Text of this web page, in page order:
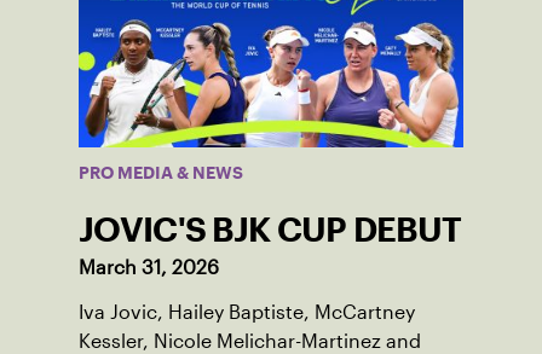
PRO MEDIA & NEWS
JOVIC'S BJK CUP DEBUT
March 31, 2026
Iva Jovic, Hailey Baptiste, McCartney
Kessler, Nicole Melichar-Martinez and